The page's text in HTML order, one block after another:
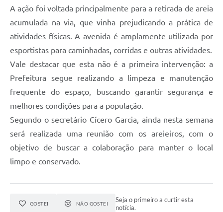
A ação foi voltada principalmente para a retirada de areia
acumulada na via, que vinha prejudicando a prática de
atividades físicas. A avenida é amplamente utilizada por
esportistas para caminhadas, corridas e outras atividades.
Vale destacar que esta não é a primeira intervenção: a
Prefeitura segue realizando a limpeza e manutenção
frequente do espaço, buscando garantir segurança e
melhores condições para a população.
Segundo o secretário Cícero Garcia, ainda nesta semana
será realizada uma reunião com os areieiros, com o
objetivo de buscar a colaboração para manter o local
limpo e conservado.
GOSTEI NÃO GOSTEI
Seja o primeiro a curtir esta
notícia.